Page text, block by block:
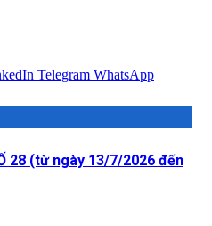
Telegram WhatsApp
28 (từ ngày 13/7/2026 đến